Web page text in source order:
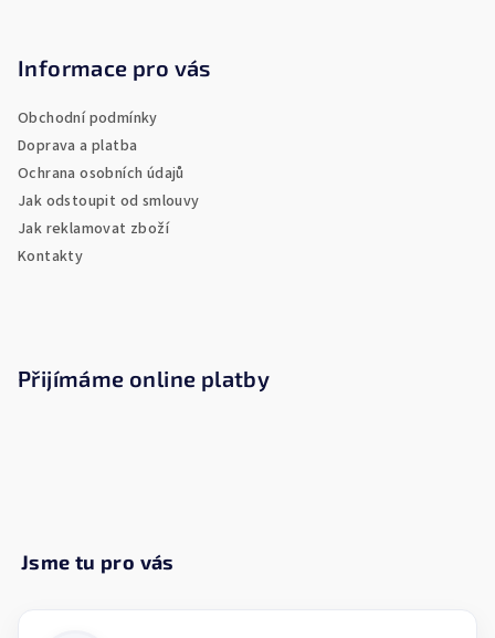
Informace pro vás
Obchodní podmínky
Doprava a platba
Ochrana osobních údajů
Jak odstoupit od smlouvy
Jak reklamovat zboží
Kontakty
Přijímáme online platby